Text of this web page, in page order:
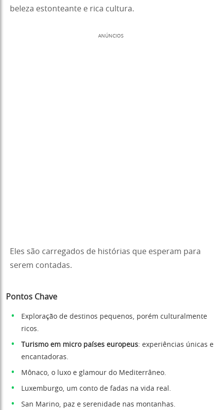
beleza estonteante e rica cultura.
ANÚNCIOS
Eles são carregados de histórias que esperam para
serem contadas.
Pontos Chave
Exploração de destinos pequenos, porém culturalmente
ricos.
Turismo em micro países europeus: experiências únicas e
encantadoras.
Mônaco, o luxo e glamour do Mediterrâneo.
Luxemburgo, um conto de fadas na vida real.
San Marino, paz e serenidade nas montanhas.